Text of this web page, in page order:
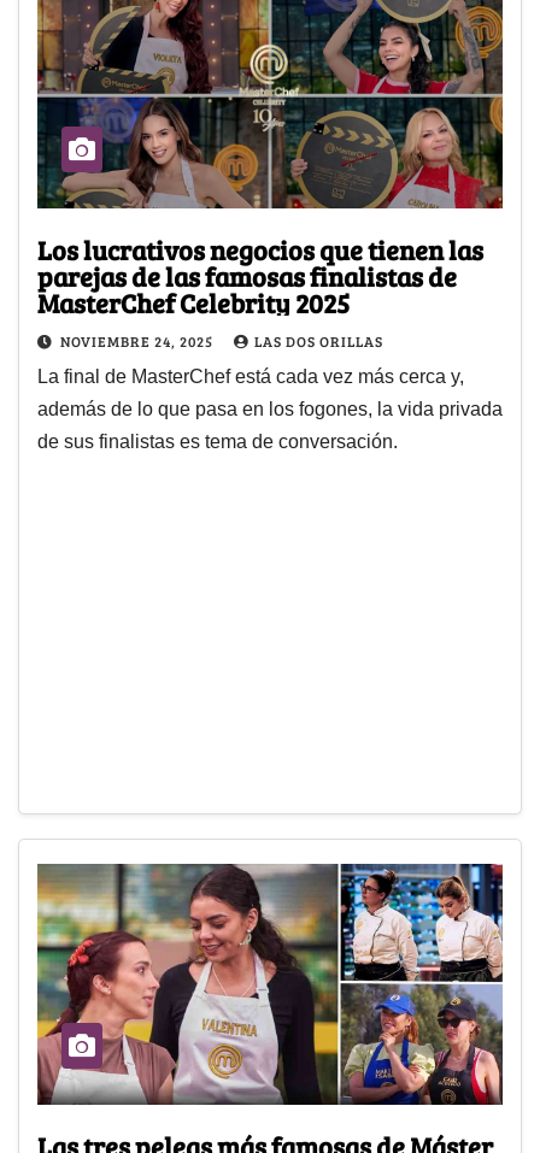
Los lucrativos negocios que tienen las
parejas de las famosas finalistas de
MasterChef Celebrity 2025
NOVIEMBRE 24, 2025 LAS DOS ORILLAS
La final de MasterChef está cada vez más cerca y,
además de lo que pasa en los fogones, la vida privada
de sus finalistas es tema de conversación.